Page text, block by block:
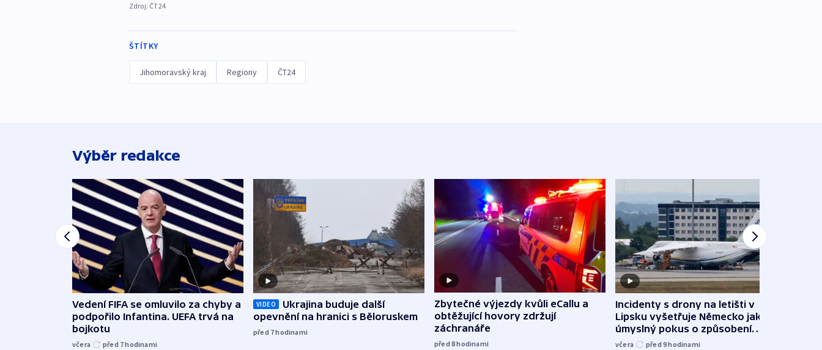
Zdroj: ČT24
ŠTÍTKY
Jihomoravský kraj Regiony ČT24
Výběr redakce
Vedení FIFA se omluvilo za chyby a
podpořilo Infantina. UEFA trvá na
bojkotu
včera před 7hodinami
VIDEO
Ukrajina buduje další
opevnění na hranici s Běloruskem
před 7hodinami
Zbytečné výjezdy kvůli eCallu a
obtěžující hovory zdržují
záchranáře
před 8hodinami
Incidenty s drony na letišti v
Lipsku vyšetřuje Německo jako
úmyslný pokus o způsobení
exploze
včera před 9hodinami